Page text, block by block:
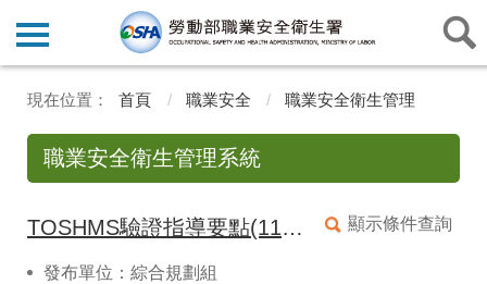
首頁 職業安全 職業安全衛生管理
職業安全衛生管理系統
顯示條件查詢
TOSHMS驗證指導要點(113.04.17 更新)
發布單位：綜合規劃組